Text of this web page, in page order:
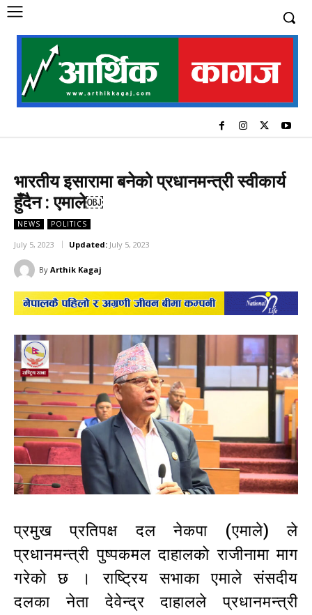
भारतीय इसारामा बनेको प्रधानमन्त्री स्वीकार्य
हुँदैन : एमाले￼
NEWS POLITICS
July 5, 2023 Updated: July 5, 2023
By Arthik Kagaj
प्रमुख प्रतिपक्ष दल नेकपा (एमाले) ले
प्रधानमन्त्री पुष्पकमल दाहालको राजीनामा माग
गरेको छ । राष्ट्रिय सभाका एमाले संसदीय
दलका नेता देवेन्द्र दाहालले प्रधानमन्त्री